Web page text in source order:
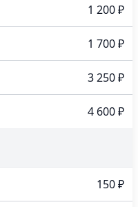
1 200 ₽
1 700 ₽
3 250 ₽
4 600 ₽
150 ₽